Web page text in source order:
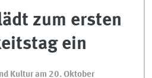
zum ersten
ein
Kultur am 20. Oktober